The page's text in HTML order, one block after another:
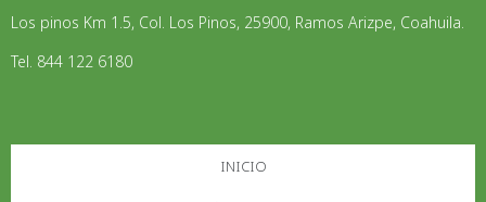
Los pinos Km 1.5, Col. Los Pinos, 25900, Ramos Arizpe, Coahuila.
Tel. 844 122 6180
INICIO